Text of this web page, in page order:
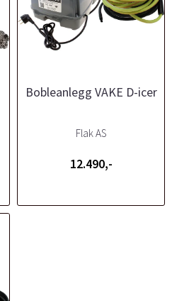
Bobleanlegg VAKE D-icer
Flak AS
12.490,-